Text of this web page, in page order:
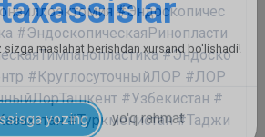
#Эндоскопичес
#ЭндоскопическаяРинопласти
#Эндоско
#КруглосуточныйЛОР #ЛОР
#Узбекистан #
#Туркменистан #Таджи